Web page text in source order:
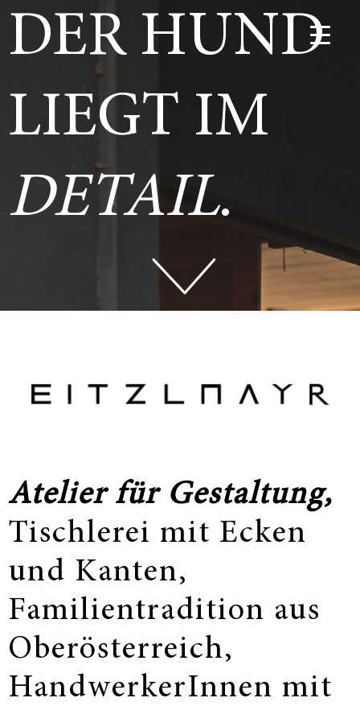
DER HUND
LIEGT IM
DETAIL.
Atelier für Gestaltung,
Tischlerei mit Ecken
und Kanten,
Familientradition aus
Oberösterreich,
HandwerkerInnen mit